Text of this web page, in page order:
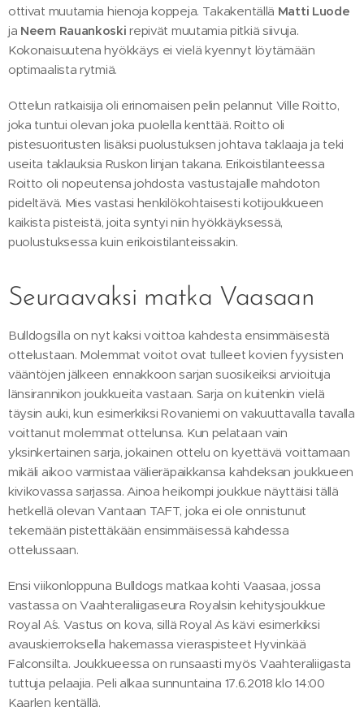
ottivat muutamia hienoja koppeja. Takakentällä Matti Luode
ja Neem Rauankoski repivät muutamia pitkiä siivuja.
Kokonaisuutena hyökkäys ei vielä kyennyt löytämään
optimaalista rytmiä.
Ottelun ratkaisija oli erinomaisen pelin pelannut Ville Roitto,
joka tuntui olevan joka puolella kenttää. Roitto oli
pistesuoritusten lisäksi puolustuksen johtava taklaaja ja teki
useita taklauksia Ruskon linjan takana. Erikoistilanteessa
Roitto oli nopeutensa johdosta vastustajalle mahdoton
pideltävä. Mies vastasi henkilökohtaisesti kotijoukkueen
kaikista pisteistä, joita syntyi niin hyökkäyksessä,
puolustuksessa kuin erikoistilanteissakin.
Seuraavaksi matka Vaasaan
Bulldogsilla on nyt kaksi voittoa kahdesta ensimmäisestä
ottelustaan. Molemmat voitot ovat tulleet kovien fyysisten
vääntöjen jälkeen ennakkoon sarjan suosikeiksi arvioituja
länsirannikon joukkueita vastaan. Sarja on kuitenkin vielä
täysin auki, kun esimerkiksi Rovaniemi on vakuuttavalla tavalla
voittanut molemmat ottelunsa. Kun pelataan vain
yksinkertainen sarja, jokainen ottelu on kyettävä voittamaan
mikäli aikoo varmistaa välieräpaikkansa kahdeksan joukkueen
kivikovassa sarjassa. Ainoa heikompi joukkue näyttäisi tällä
hetkellä olevan Vantaan TAFT, joka ei ole onnistunut
tekemään pistettäkään ensimmäisessä kahdessa
ottelussaan.
Ensi viikonloppuna Bulldogs matkaa kohti Vaasaa, jossa
vastassa on Vaahteraliigaseura Royalsin kehitysjoukkue
Royal A´s. Vastus on kova, sillä Royal As kävi esimerkiksi
avauskierroksella hakemassa vieraspisteet Hyvinkää
Falconsilta. Joukkueessa on runsaasti myös Vaahteraliigasta
tuttuja pelaajia. Peli alkaa sunnuntaina 17.6.2018 klo 14:00
Kaarlen kentällä.